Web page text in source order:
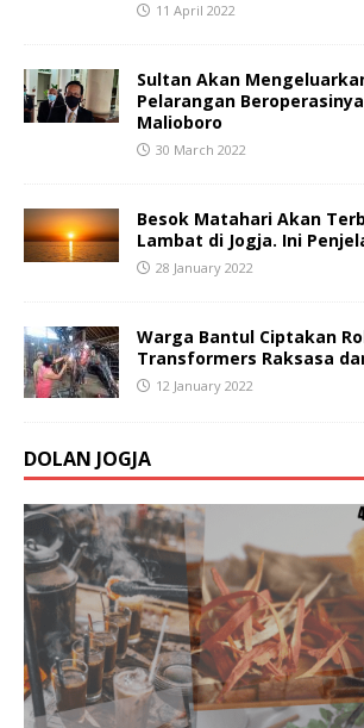
11 April 2022
Sultan Akan
Pelarangan
Malioboro
30 March 2022
Besok Matahari Akan
Lambat di Jogja. Ini
28 January 2022
Warga Bantul Ciptakan
Transformers Raksasa
12 January 2022
DOLAN JOGJA